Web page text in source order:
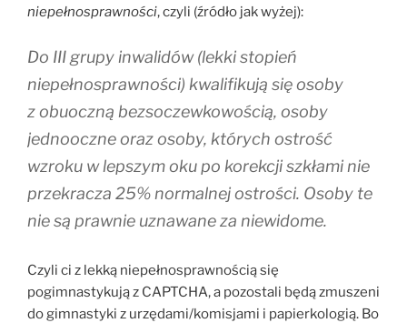
niepełnosprawności, czyli (źródło jak wyżej):
Do III grupy inwalidów (lekki stopień
niepełnosprawności) kwalifikują się osoby
z obuoczną bezsoczewkowością, osoby
jednooczne oraz osoby, których ostrość
wzroku w lepszym oku po korekcji szkłami nie
przekracza 25% normalnej ostrości. Osoby te
nie są prawnie uznawane za niewidome.
Czyli ci z lekką niepełnosprawnością się
pogimnastykują z CAPTCHA, a pozostali będą zmuszeni
do gimnastyki z urzędami/komisjami i papierkologią. Bo